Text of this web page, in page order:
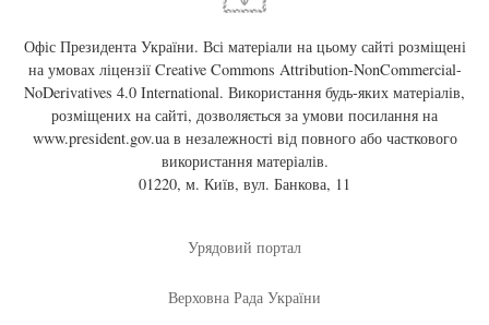
Офіс Президента України. Всі матеріали на цьому сайті розміщені
на умовах ліцензії Creative Commons Attribution-NonCommercial-
NoDerivatives 4.0 International. Використання будь-яких матеріалів,
розміщених на сайті, дозволяється за умови посилання на
www.president.gov.uaв незалежності від повного або часткового
використання матеріалів.
01220, м. Київ, вул. Банкова, 11
Урядовий портал
Верховна Рада України